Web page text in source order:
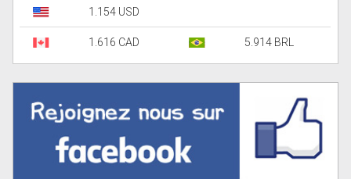
1.154 USD
1.616 CAD 5.914 BRL